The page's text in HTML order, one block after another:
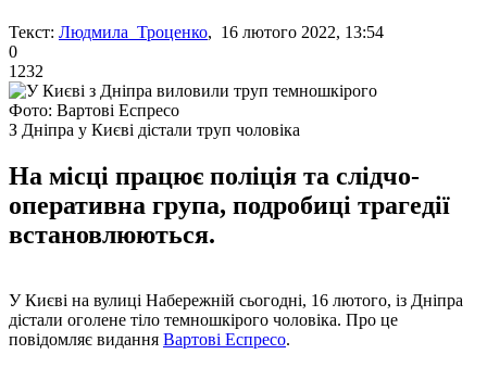
Текст: Людмила Троценко, 16 лютого 2022, 13:54
0
1232
Фото: Вартові Еспресо
З Дніпра у Києві дістали труп чоловіка
На місці працює поліція та слідчо-
оперативна група, подробиці трагедії
встановлюються.
У Києві на вулиці Набережній сьогодні, 16 лютого, із Дніпра
дістали оголене тіло темношкірого чоловіка. Про це
повідомляє видання Вартові Еспресо.